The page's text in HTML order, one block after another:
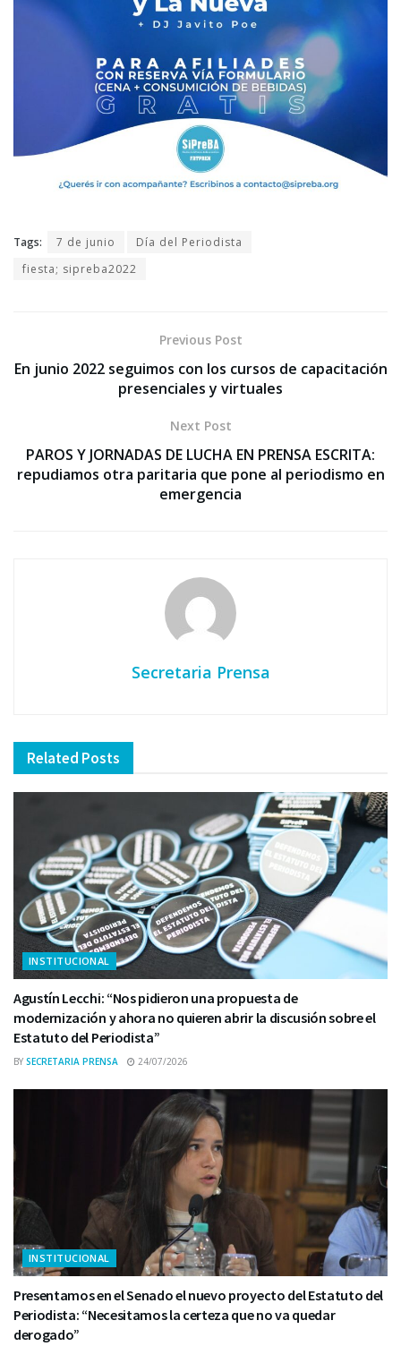
Tags: 7 de junio
Día del Periodista
fiesta; sipreba2022
Previous Post
En junio 2022 seguimos con los cursos de capacitación
presenciales y virtuales
Next Post
PAROS Y JORNADAS DE LUCHA EN PRENSA ESCRITA:
repudiamos otra paritaria que pone al periodismo en
emergencia
Secretaria Prensa
Related Posts
INSTITUCIONAL
Agustín Lecchi: “Nos pidieron una propuesta de
modernización y ahora no quieren abrir la discusión sobre el
Estatuto del Periodista”
BY SECRETARIA PRENSA 24/07/2026
INSTITUCIONAL
Presentamos en el Senado el nuevo proyecto del Estatuto del
Periodista: “Necesitamos la certeza que no va quedar
derogado”